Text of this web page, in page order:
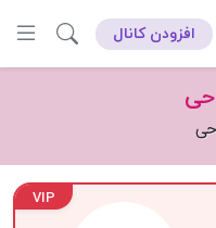
افزودن کانال
VIP